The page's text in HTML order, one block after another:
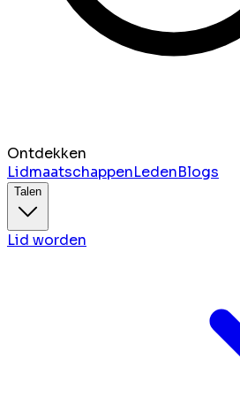
Ontdekken
LidmaatschappenLedenBlogs
Talen
Lid worden